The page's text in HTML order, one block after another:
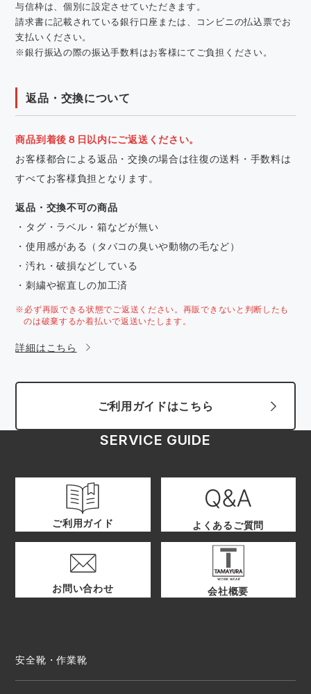
与信枠は、個別に設定させていただきます。
請求書に記載されている銀行口座または、コンビニの払込票でお
支払いください。
※銀行振込の際の振込手数料はお客様にてご負担ください。
返品・交換について
商品到着後８日以内にご返送ください。
お客様都合による返品・交換の場合は往復の送料・手数料は
すべてお客様負担となります。
返品・交換不可の商品
・タグ・ラベル・箱などが無い
・使用感がある（タバコの臭いや動物の毛など）
・汚れ・破損などしている
・刺繍や裾直しの加工済
※必ず再販できる状態でご返送ください。再販できないと判断したも
のは破棄するか着払いで返送いたします。
詳細はこちら
ご利用ガイドはこちら
SERVICE GUIDE
ご利用ガイド よくあるご質問
お問い合わせ 会社概要
安全靴・作業靴